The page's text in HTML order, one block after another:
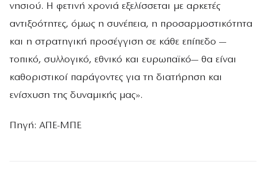
νησιού. Η φετινή χρονιά εξελίσσεται με αρκετές
αντιξοότητες, όμως η συνέπεια, η προσαρμοστικότητα
και η στρατηγική προσέγγιση σε κάθε επίπεδο —
τοπικό, συλλογικό, εθνικό και ευρωπαϊκό— θα είναι
καθοριστικοί παράγοντες για τη διατήρηση και
ενίσχυση της δυναμικής μας».
Πηγή: ΑΠΕ-ΜΠΕ